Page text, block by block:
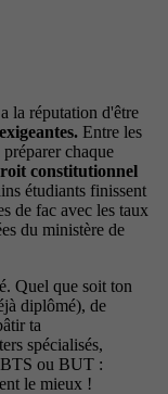
la réputation d'être
Entre les
chaque
constitutionnel
étudiants finissent
de fac avec les taux
du ministère de
Quel que soit ton
diplômé), de
ta
spécialisés,
BTS ou BUT :
le mieux !